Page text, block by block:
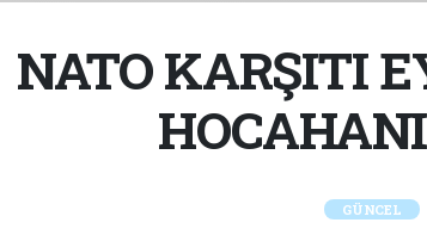
NATO KARŞITI
GÜNCEL